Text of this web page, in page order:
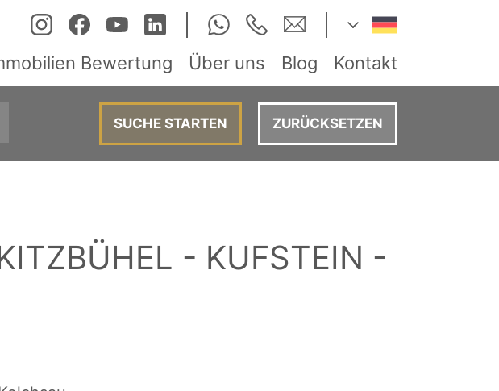
ZURÜCKSETZEN
- KUFSTEIN -
Bewertung Über uns Blog Kontakt